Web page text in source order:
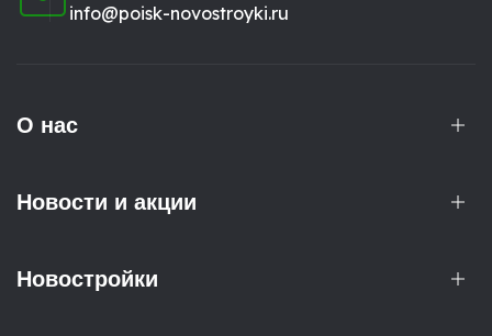
info@poisk-novostroyki.ru
О нас
Новости и акции
Новостройки